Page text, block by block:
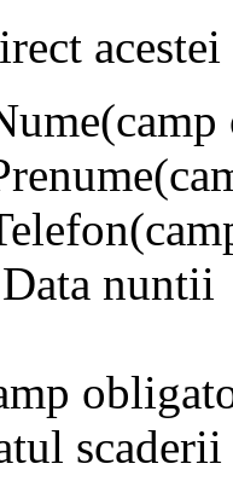
Data nuntii
scaderii